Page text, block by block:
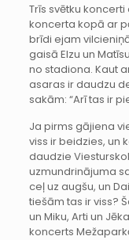
Trīs svētku
koncerta kopā ar
brīdi ejam
gaisā Elzu un
no stadiona. Kaut
asaras ir daudzu
sakām: “Arī tas ir
Ja pirms gājiena
viss ir beidzies, un
daudzie
uzmundrinājuma
ceļ uz augšu, un
tiešām tas ir viss?
un Miku, Arti un
koncerts